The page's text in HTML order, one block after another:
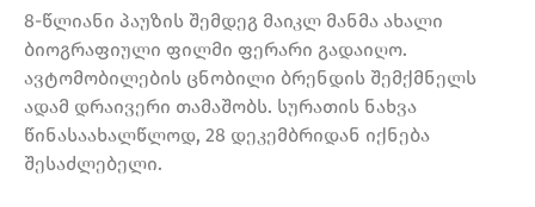
8-წლიანი პაუზის შემდეგ მაიკლ მანმა ახალი
ბიოგრაფიული ფილმი ფერარი გადაიღო.
ავტომობილების ცნობილი ბრენდის შემქმნელს
ადამ დრაივერი თამაშობს. სურათის ნახვა
წინასაახალწლოდ, 28 დეკემბრიდან იქნება
შესაძლებელი.